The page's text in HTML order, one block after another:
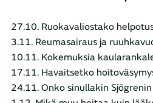
27.10. Ruokavaliostako
3.11. Reumasairaus ja
10.11. Kokemuksia
17.11. Havaitsetko
24.11. Onko sinullakin